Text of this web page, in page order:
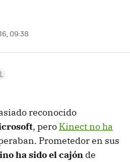
09:38
reconocido
, pero Kinect no ha
Prometedor en sus
ha sido el cajón de